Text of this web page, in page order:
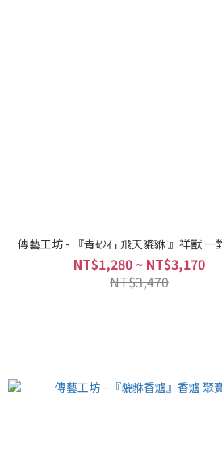
傳藝工坊 - 『青砂石 飛天貔貅 』祥獸 一
NT$1,280 ~ NT$3,170
NT$3,470